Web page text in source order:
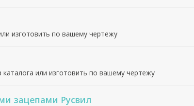
изготовить по вашему чертежу
или изготовить по вашему чертежу
зацепами Русвил